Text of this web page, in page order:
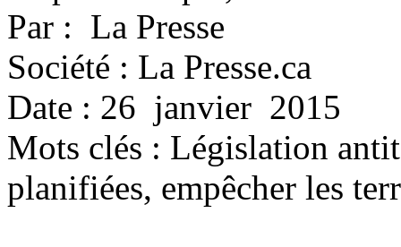
Par : La Presse
Société : La Presse.ca
Date : 26 janvier 2015
Mots clés : Législation
planifiées, empêcher les